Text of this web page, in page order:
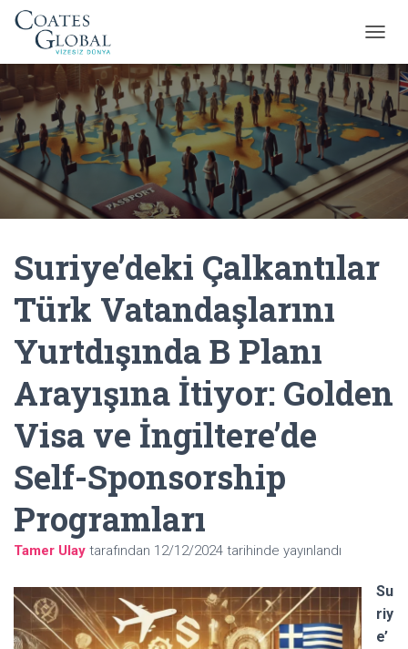
E
N
Y
Ü
A
Ç
A
Suriye’deki Çalkantılar
Türk Vatandaşlarını
Yurtdışında B Planı
Arayışına İtiyor: Golden
Visa ve İngiltere’de
Self-Sponsorship
Programları
Tamer Ulay tarafından 12/12/2024 tarihinde yayınlandı
Su
riy
e’